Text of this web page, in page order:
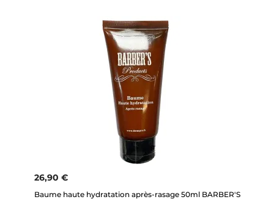
26,90 €
Baume haute hydratation après-rasage 50ml BARBER'S